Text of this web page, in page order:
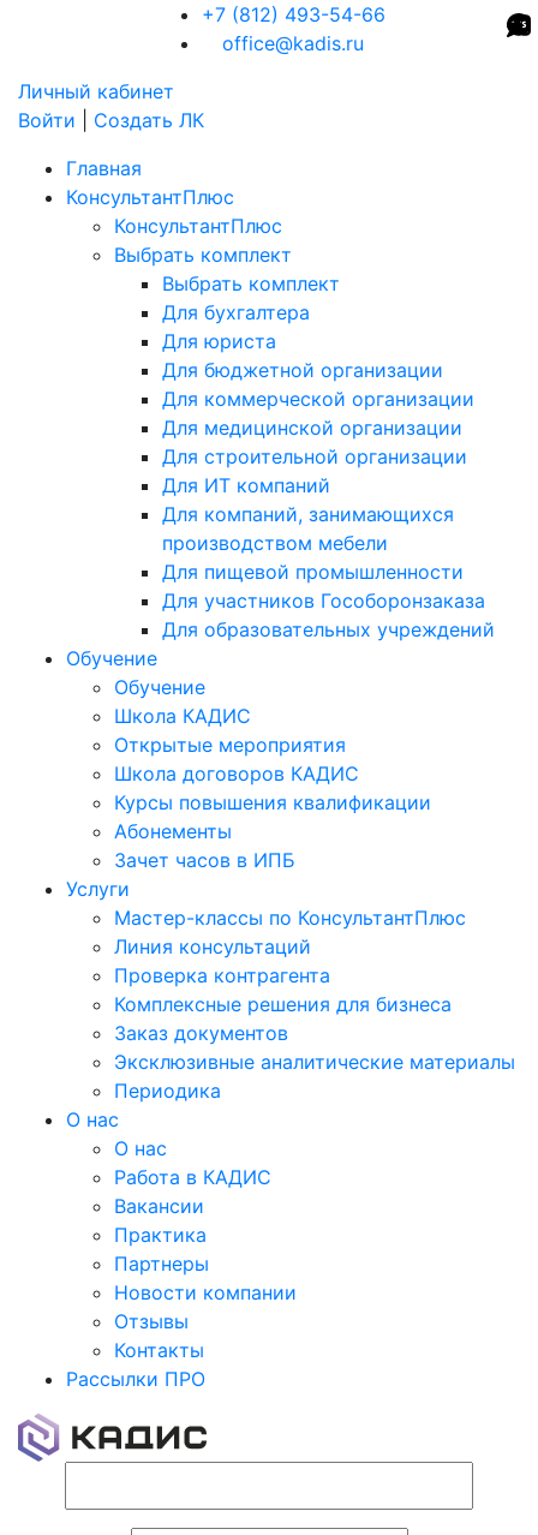
+7 (812) 493-54-66
office@kadis.ru
Личный кабинет
Войти
Создать ЛК
Главная
КонсультантПлюс
КонсультантПлюс
Выбрать комплект
Выбрать комплект
Для бухгалтера
Для юриста
Для бюджетной организации
Для коммерческой организации
Для медицинской организации
Для строительной организации
Для ИТ компаний
Для компаний, занимающихся
производством мебели
Для пищевой промышленности
Для участников Гособоронзаказа
Для образовательных учреждений
Обучение
Обучение
Школа КАДИС
Открытые мероприятия
Школа договоров КАДИС
Курсы повышения квалификации
Абонементы
Зачет часов в ИПБ
Услуги
Мастер-классы по КонсультантПлюс
Линия консультаций
Проверка контрагента
Комплексные решения для бизнеса
Заказ документов
Эксклюзивные аналитические материалы
Периодика
О нас
О нас
Работа в КАДИС
Вакансии
Практика
Партнеры
Новости компании
Отзывы
Контакты
Рассылки ПРО